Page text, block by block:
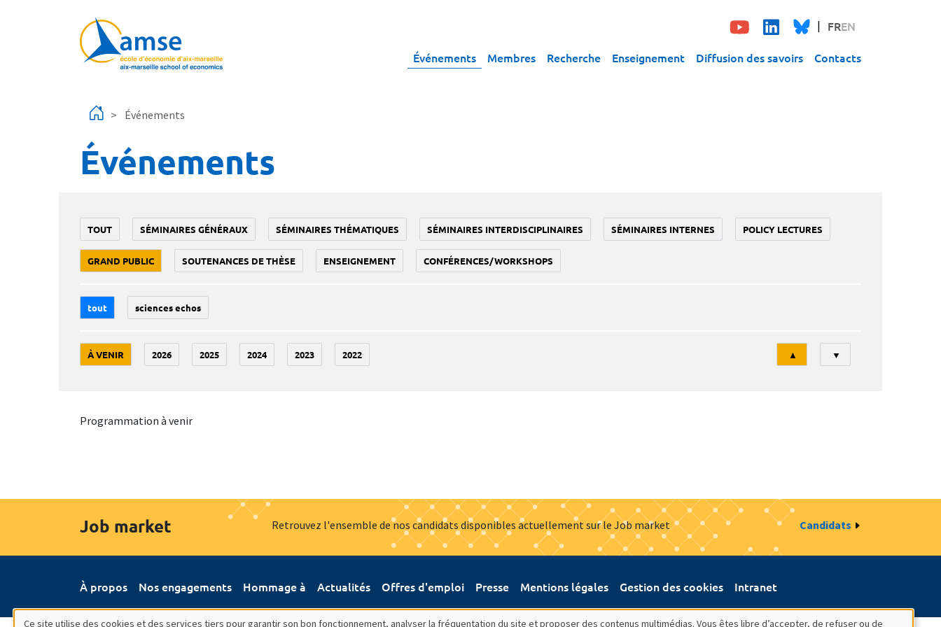
FREN
Événements Membres Recherche Enseignement Diffusion des savoirs Contacts
Événements
Événements
TOUT SÉMINAIRES GÉNÉRAUX SÉMINAIRES THÉMATIQUES SÉMINAIRES INTERDISCIPLINAIRES SÉMINAIRES INTERNES POLICY LECTURES
GRAND PUBLIC SOUTENANCES DE THÈSE ENSEIGNEMENT CONFÉRENCES/WORKSHOPS
tout sciences echos
À VENIR 2026 2025 2024 2023 2022
Tri
▲ ▼
Programmation à venir
Job market Retrouvez l'ensemble de nos candidats disponibles actuellement sur le Job market Candidats
À propos Nos engagements Hommage à Actualités Offres d'emploi Presse Mentions légales Gestion des cookies Intranet
Ce site utilise des cookies et des services tiers pour garantir son bon fonctionnement, analyser la fréquentation du site et proposer des contenus multimédias. Vous êtes libre d’accepter, de refuser ou de